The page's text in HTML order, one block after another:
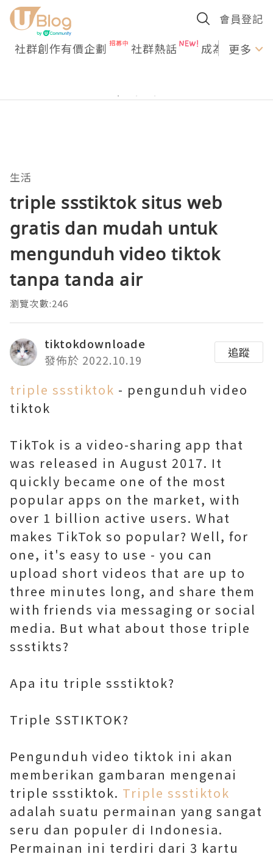
會員登記
社群創作有價企劃 社群熱話 成為U更多
生活
triple ssstiktok situs web
gratis dan mudah untuk
mengunduh video tiktok
tanpa tanda air
瀏覽次數:246
tiktokdownloade
發佈於 2022.10.19
追蹤
triple ssstiktok - pengunduh video
tiktok
TikTok is a video-sharing app that
was released in August 2017. It
quickly became one of the most
popular apps on the market, with
over 1 billion active users. What
makes TikTok so popular? Well, for
one, it's easy to use - you can
upload short videos that are up to
three minutes long, and share them
with friends via messaging or social
media. But what about those triple
ssstikts?
Apa itu triple ssstiktok?
Triple SSTIKTOK?
Pengunduh video tiktok ini akan
memberikan gambaran mengenai
triple ssstiktok. Triple ssstiktok
adalah suatu permainan yang sangat
seru dan populer di Indonesia.
Permainan ini terdiri dari 3 kartu